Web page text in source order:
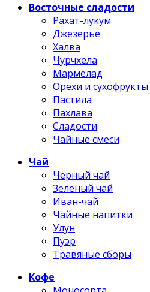
Восточные сладости
Рахат-лукум
Джезерье
Халва
Чурчхела
Мармелад
Орехи и
Пастила
Пахлава
Сладости
Чайные смеси
Чай
Черный чай
Зеленый чай
Иван-чай
Чайные напитки
Улун
Пуэр
Травяные сборы
Кофе